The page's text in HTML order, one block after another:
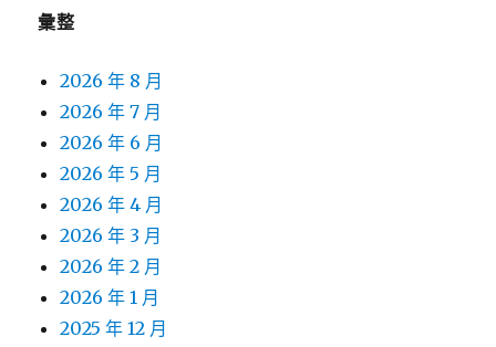
彙整
2026 年 8 月
2026 年 7 月
2026 年 6 月
2026 年 5 月
2026 年 4 月
2026 年 3 月
2026 年 2 月
2026 年 1 月
2025 年 12 月